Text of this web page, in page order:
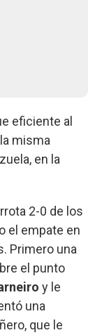
eficiente al
misma
en la
2-0 de los
el empate en
Primero una
el punto
y le
una
que le